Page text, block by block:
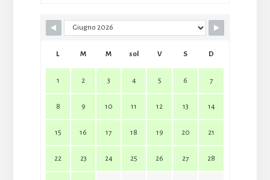
L M M sol V S D
1 2 3 4 5 6 7
8 9 10 11 12 13 14
15 16 17 18 19 20 21
22 23 24 25 26 27 28